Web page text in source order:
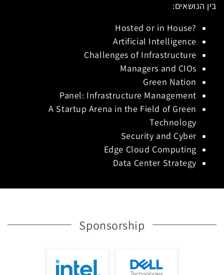
בין הנושאים:
?Hosted or in House
Artificial Intelligence
Challenges of Infrastructure
Managers and CIOs
Green Nation
Panel: Infrastructure Management
A Startup Arena in the Field of Green
Technology
Security and Cyber
Edge Cloud Computing
Data Center Strategy
Sponsorship